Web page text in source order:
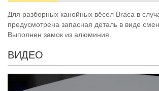
Для разборных канойных вёсел Braca в
предусмотрена запасная деталь в виде
Выполнен замок из алюминия.
ВИДЕО